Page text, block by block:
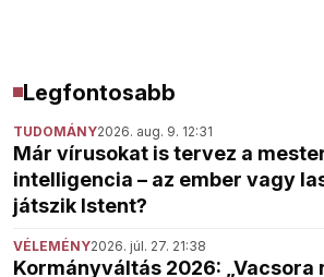
Legfontosabb
TUDOMÁNY2026. aug. 9. 12:31
Már vírusokat is tervez a
intelligencia – az ember vagy
játszik Istent?
VÉLEMÉNY2026. júl. 27. 21:38
Kormányváltás 2026: „Vacsora